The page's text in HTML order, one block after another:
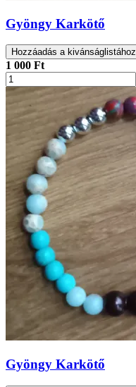
Gyöngy Karkötő
Hozzáadás a kivánságlistához
1 000 Ft
Gyöngy Karkötő